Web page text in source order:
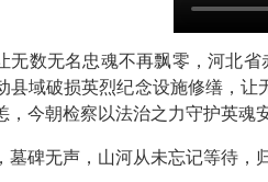
无数无名忠魂不再飘零，河北
县域破损英烈纪念设施修缮，
，今朝检察以法治之力守护英魂
墓碑无声，山河从未忘记等待，